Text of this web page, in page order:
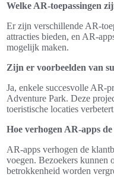
Welke AR-toepassingen
Er zijn verschillende AR-
attracties bieden, en AR-
mogelijk maken.
Zijn er voorbeelden van
Ja, enkele succesvolle AR-
Adventure Park. Deze
toeristische locaties
Hoe verhogen AR-apps
AR-apps verhogen de
voegen. Bezoekers kunnen
betrokkenheid worden